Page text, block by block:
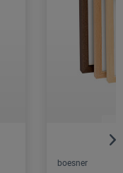
boesner